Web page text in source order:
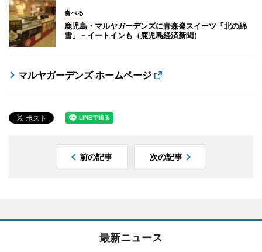
食べる
鹿児島・マルヤガーデンズに青森発スイーツ「北の綿
雪」－イートインも（鹿児島経済新聞）
マルヤガーデンズ ホームページ
前の記事 次の記事
最新ニュース